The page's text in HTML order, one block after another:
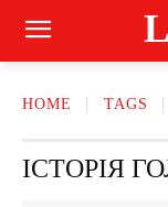
HOME TAGS
ІСТОРІЯ